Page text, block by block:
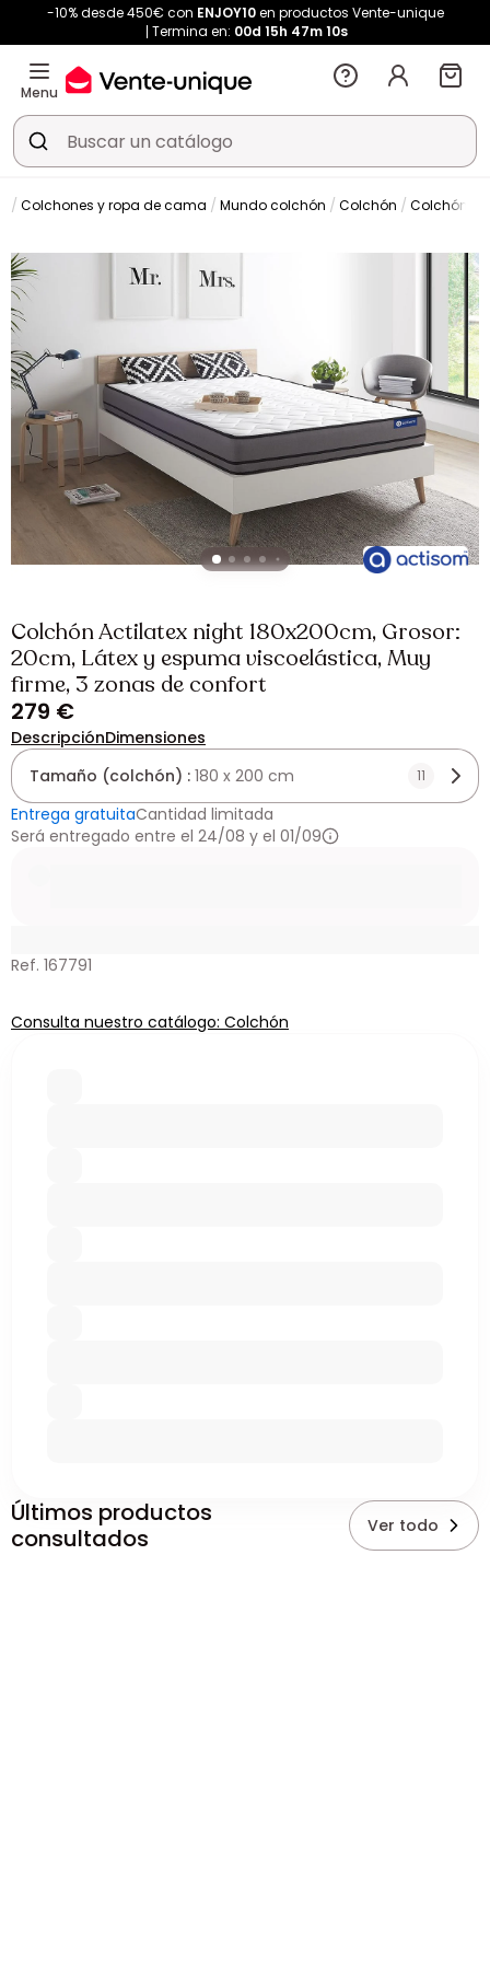
-10% desde 450€ con ENJOY10en productos Vente-unique
Termina en: 00d 15h 47m10s
Menu
Colchones y ropa de cama Mundo colchón Colchón Colchón
Colchón Actilatex night 180x200cm, Grosor:
20cm, Látex y espuma viscoelástica, Muy
firme, 3 zonas de confort
279 €
DescripciónDimensiones
Tamaño (colchón) : 180 x 200 cm 11
Entrega gratuitaCantidad limitada
Será entregado entre el 24/08 y el 01/09
Ref. 167791
Consulta nuestro catálogo: Colchón
Últimos productos
consultados
Ver todo